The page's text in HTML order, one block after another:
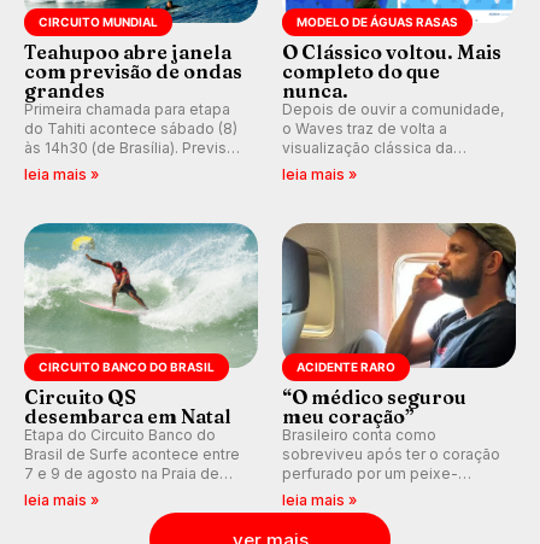
CIRCUITO MUNDIAL
Teahupoo abre janela
com previsão de ondas
grandes
Primeira chamada para etapa
do Tahiti acontece sábado (8)
às 14h30 (de Brasília). Previsão
indica swell consistente.
Kelly Slater convidado.
leia mais »
MODELO DE ÁGUAS RASAS
O Clássico voltou. Mais
completo do que
nunca.
Depois de ouvir a comunidade,
o Waves traz de volta a
visualização clássica da
previsão de águas rasas,
ondas para até 16 dias.
leia mais »
CIRCUITO BANCO DO BRASIL
Circuito QS
desembarca em Natal
Etapa do Circuito Banco do
Brasil de Surfe acontece entre
7 e 9 de agosto na Praia de
Miami (RN), em disputas
válidas pelo Qualifying Series
(QS) 4.000 e pela corrida por
leia mais »
ACIDENTE RARO
“O médico segurou
meu coração”
Brasileiro conta como
sobreviveu após ter o coração
perfurado por um peixe-
agulha enquanto surfava na
Costa Rica.
leia mais »